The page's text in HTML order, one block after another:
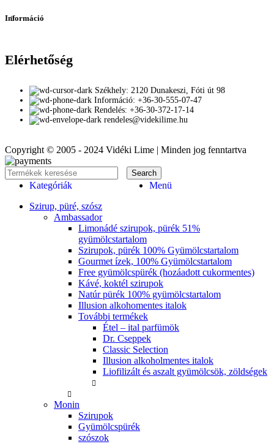
Információ
Elérhetőség
Székhely: 2120 Dunakeszi, Fóti út 98
Információ: +36-30-555-07-47
Rendelés: +36-30-372-17-14
rendeles@videkilime.hu
Copyright © 2005 - 2024 Vidéki Lime | Minden jog fenntartva
Search
Menü
Kategóriák
Szirup, püré, szósz
Ambassador
Limonádé szirupok, pürék 51%
gyümölcstartalom
Szirupok, pürék 100% Gyümölcstartalom
Gourmet ízek, 100% Gyümölcstartalom
Free gyümölcspürék (hozáadott cukormentes)
Kávé, koktél szirupok
Natúr pürék 100% gyümölcstartalom
Illusion alkohomentes italok
További termékek
Étel – ital parfümök
Dr. Cseppek
Classic Selection
Illusion alkoholmentes italok
Liofilizált és aszalt gyümölcsök, zöldségek
Monin
Szirupok
Gyümölcspürék
szószok